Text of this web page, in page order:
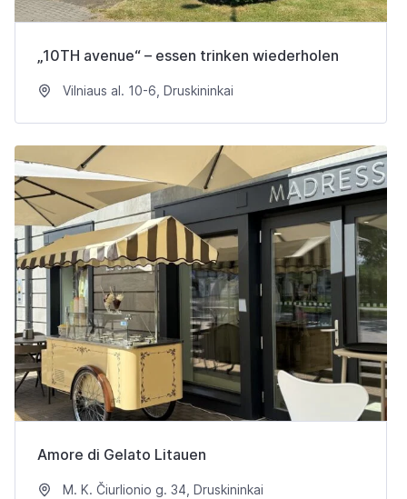
„10TH avenue“ – essen trinken wiederholen
Vilniaus al. 10-6, Druskininkai
Amore di Gelato Litauen
M. K. Čiurlionio g. 34, Druskininkai